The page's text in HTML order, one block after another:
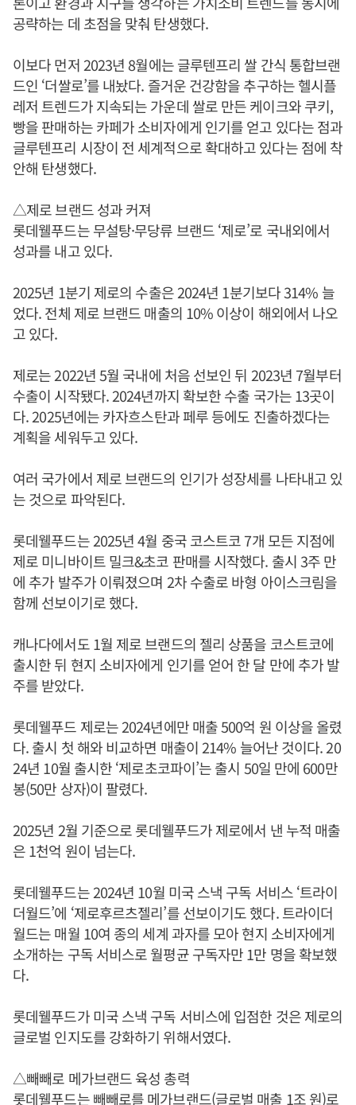
공략하는 데 초점을 맞춰 탄생했다.
이보다 먼저 2023년 8월에는 글루텐프리 쌀 간식 통합브랜
드인 ‘더쌀로’를 내놨다. 즐거운 건강함을 추구하는 헬시플
레저 트렌드가 지속되는 가운데 쌀로 만든 케이크와 쿠키,
빵을 판매하는 카페가 소비자에게 인기를 얻고 있다는 점과
글루텐프리 시장이 전 세계적으로 확대하고 있다는 점에 착
안해 탄생했다.
△제로 브랜드 성과 커져
롯데웰푸드는 무설탕·무당류 브랜드 ‘제로’로 국내외에서
성과를 내고 있다.
2025년 1분기 제로의 수출은 2024년 1분기보다 314% 늘
었다. 전체 제로 브랜드 매출의 10% 이상이 해외에서 나오
고 있다.
제로는 2022년 5월 국내에 처음 선보인 뒤 2023년 7월부터
수출이 시작됐다. 2024년까지 확보한 수출 국가는 13곳이
다. 2025년에는 카자흐스탄과 페루 등에도 진출하겠다는
계획을 세워두고 있다.
여러 국가에서 제로 브랜드의 인기가 성장세를 나타내고 있
는 것으로 파악된다.
롯데웰푸드는 2025년 4월 중국 코스트코 7개 모든 지점에
제로 미니바이트 밀크&초코 판매를 시작했다. 출시 3주 만
에 추가 발주가 이뤄졌으며 2차 수출로 바형 아이스크림을
함께 선보이기로 했다.
캐나다에서도 1월 제로 브랜드의 젤리 상품을 코스트코에
출시한 뒤 현지 소비자에게 인기를 얻어 한 달 만에 추가 발
주를 받았다.
롯데웰푸드 제로는 2024년에만 매출 500억 원 이상을 올렸
다. 출시 첫 해와 비교하면 매출이 214% 늘어난 것이다. 20
24년 10월 출시한 ‘제로초코파이’는 출시 50일 만에 600만
봉(50만 상자)이 팔렸다.
2025년 2월 기준으로 롯데웰푸드가 제로에서 낸 누적 매출
은 1천억 원이 넘는다.
롯데웰푸드는 2024년 10월 미국 스낵 구독 서비스 ‘트라이
더월드’에 ‘제로후르츠젤리’를 선보이기도 했다. 트라이더
월드는 매월 10여 종의 세계 과자를 모아 현지 소비자에게
소개하는 구독 서비스로 월평균 구독자만 1만 명을 확보했
다.
롯데웰푸드가 미국 스낵 구독 서비스에 입점한 것은 제로의
글로벌 인지도를 강화하기 위해서였다.
△빼빼로 메가브랜드 육성 총력
롯데웰푸드는 빼빼로를 메가브랜드(글로벌 매출 1조 원)로